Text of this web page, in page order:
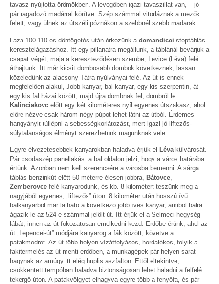
tavasz nyújtotta örömökben. A levegőben igazi tavaszillat van, – jó
pár ragadozó madárral körítve. Szép számmal vitorláznak a mezők
felett, vagy ülnek az útszéli póznákon a szebbnél szebb madarak.
Laza 100-110-es döntögetés után érkezünk a demandicei stoptáblás
keresztelágazáshoz. Itt egy pillanatra megállunk, a táblánál bevárjuk a
csapat végét, maja a kereszteződésen szembe, Levice (Léva) felé
áthajtunk. Itt már kicsit dombosabb dombok következnek, lassan
közeledünk az alacsony Tátra nyúlványai felé. Az út is ennek
megfelelően alakul, Jobb kanyar, bal kanyar, egy kis szerpentin, át
egy kis fal házai között, majd újra dombnak fel, dombról le.
Kalinciakovc előtt egy két kilométeres nyíl egyenes útszakasz, ahol
előre nézve csak három-négy púpot lehet látni az útból. Érdemes
hangyányit túllépni a sebességkorlátozást, mert igazi jó liftezős-
súlytalanságos élményt szerezhetünk magunknak vele.
Egyre élvezetesebbek kanyarokban haladva érjük el Lévakülvárosát.
Pár csodaszép panellakás a bal oldalon jelzi, hogy a város határába
értünk. Azonban nem kell szerencsére a városba bemenni. A sárga
táblás benzinkút előtt 50 méterre élesen jobbra, Bátovce,
Zemberovce felé kanyarodunk, és kb. 8 kilométert teszünk meg a
nagyjából egyenes, „liftezős” úton. 8 kilométer után hosszú ívű
balkanyarból már látható a következő jobb íves kanyar, amiből balra
ágazik le az 524-e számmal jelölt út. Itt érjük el a Selmeci-hegység
lábát, innen az út fokozatosan emelkedni kezd. Erdőbe érünk, ahol az
út „Lepencei-út” módjára kanyarog a fák között, követve a
patakmedret. Az út több helyen vízátfolyásos, hordalékos, folyik a
fakitermelés az út menti erdőben, a munkagépek pár helyen sarat
hagynak az amúgy itt elég huplis aszfalton. Ettől eltekintve,
csökkentett tempóban haladva biztonságosan lehet haladni a felfelé
tekergő úton. A patakvölgyet elhagyva egyre több a fenyőfa, és pár